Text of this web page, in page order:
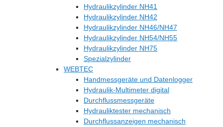
Hydraulikzylinder NH41
Hydraulikzylinder NH42
Hydraulikzylinder NH46/NH47
Hydraulikzylinder NH54/NH55
Hydraulikzylinder NH75
Spezialzylinder
WEBTEC
Handmessgeräte und Datenlogger
Hydraulik-Multimeter digital
Durchflussmessgeräte
Hydrauliktester mechanisch
Durchflussanzeigen mechanisch